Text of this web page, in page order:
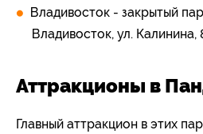
Владивосток - закрытый
Владивосток, ул. Калинина,
Аттракционы в
Главный аттракцион в этих